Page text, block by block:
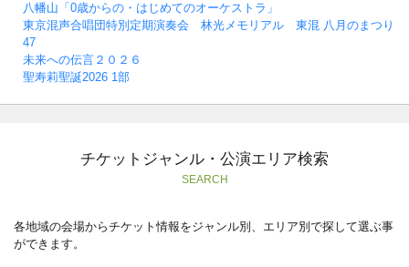
八幡山「0歳からの・はじめてのオーケストラ」
東京混声合唱団特別定期演奏会 林光メモリアル 東混 八月のまつり
47
未来への伝言２０２６
聖寿莉聖誕2026 1部
チケットジャンル・公演エリア検索
SEARCH
各地域の会場からチケット情報をジャンル別、エリア別で探して選ぶ事
ができます。